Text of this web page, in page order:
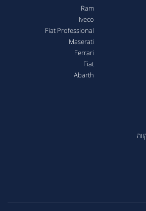
Ram
Iveco
Fiat Professional
Maserati
Ferrari
Fiat
Abarth